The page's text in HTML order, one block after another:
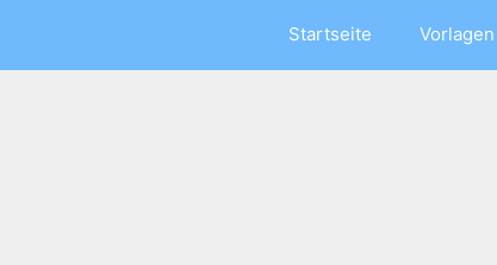
Startseite Vorlagen